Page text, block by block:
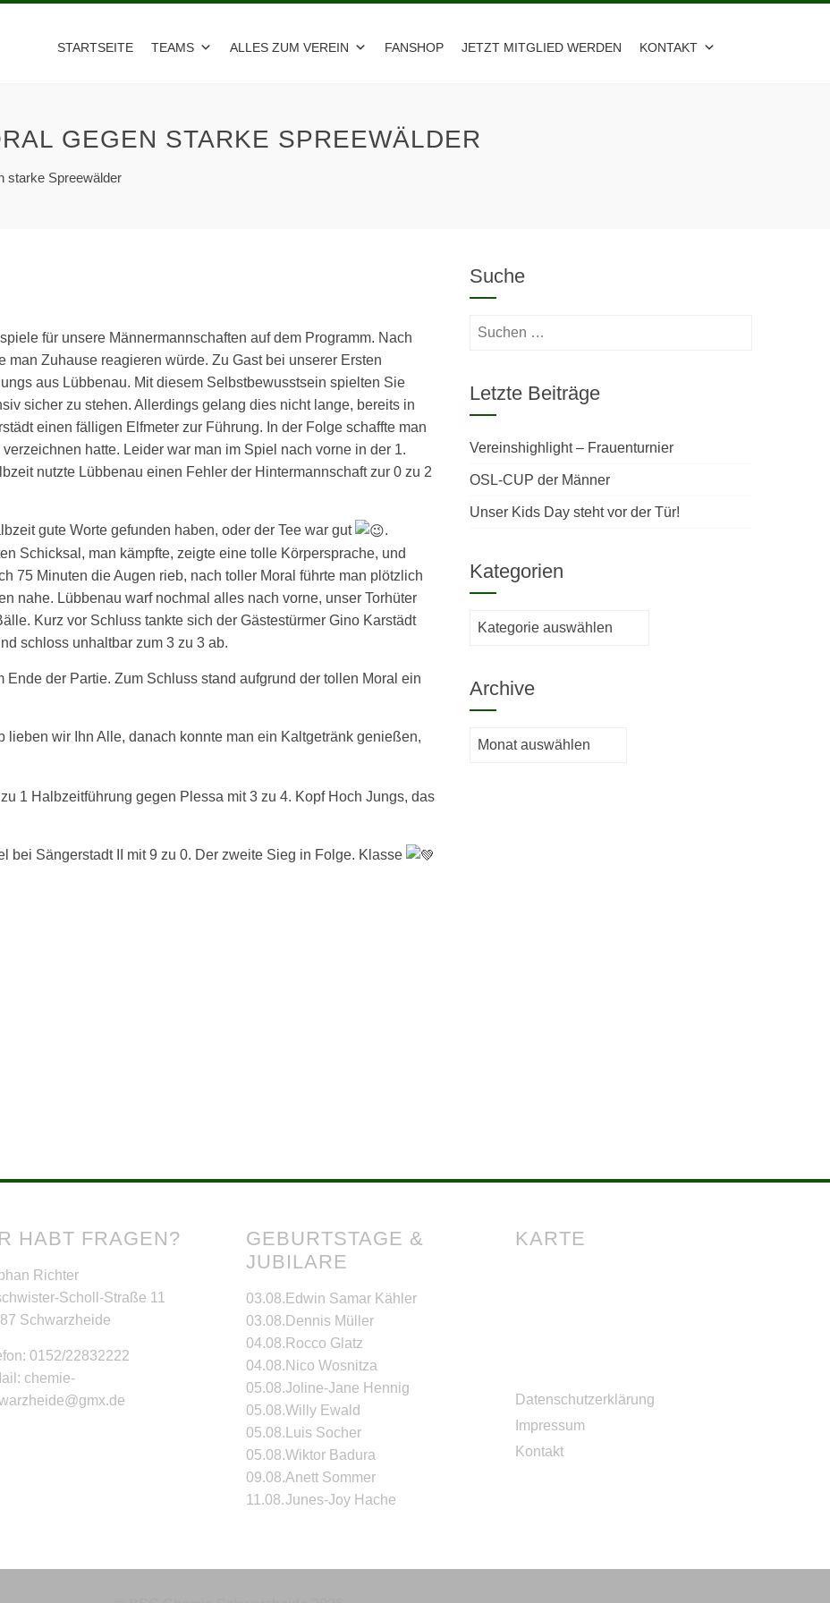
STARTSEITE TEAMS ALLES ZUM VEREIN FANSHOP JETZT MITGLIED WERDEN KONTAKT
GEGEN STARKE SPREEWÄLDER
starke Spreewälder
für unsere Männermannschaften auf dem Programm. Nach
Zuhause reagieren würde. Zu Gast bei unserer Ersten
aus Lübbenau. Mit diesem Selbstbewusstsein spielten Sie
sicher zu stehen. Allerdings gelang dies nicht lange, bereits in
einen fälligen Elfmeter zur Führung. In der Folge schaffte man
hatte. Leider war man im Spiel nach vorne in der 1.
nutzte Lübbenau einen Fehler der Hintermannschaft zur 0 zu 2
gute Worte gefunden haben, oder der Tee war gut
.
Schicksal, man kämpfte, zeigte eine tolle Körpersprache, und
75 Minuten die Augen rieb, nach toller Moral führte man plötzlich
nahe. Lübbenau warf nochmal alles nach vorne, unser Torhüter
Kurz vor Schluss tankte sich der Gästestürmer Gino Karstädt
schloss unhaltbar zum 3 zu 3 ab.
der Partie. Zum Schluss stand aufgrund der tollen Moral ein
wir Ihn Alle, danach konnte man ein Kaltgetränk genießen,
1 Halbzeitführung gegen Plessa mit 3 zu 4. Kopf Hoch Jungs, das
bei Sängerstadt II mit 9 zu 0. Der zweite Sieg in Folge. Klasse
Suche
Suchen
Letzte Beiträge
Vereinshighlight – Frauenturnier
OSL-CUP der Männer
Unser Kids Day steht vor der Tür!
Kategorien
Kategorien
Archive
Archive
HABT FRAGEN?
Richter
Scholl-Straße 11
Schwarzheide
0152/22832222
chemie-
GEBURTSTAGE &
JUBILARE
03.08. Edwin Samar Kähler
03.08. Dennis Müller
04.08. Rocco Glatz
04.08.Nico Wosnitza
05.08.Joline-Jane Hennig
05.08.Willy Ewald
05.08. Luis Socher
05.08.Wiktor Badura
09.08.Anett Sommer
11.08.Junes-Joy Hache
KARTE
Datenschutzerklärung
Impressum
Kontakt